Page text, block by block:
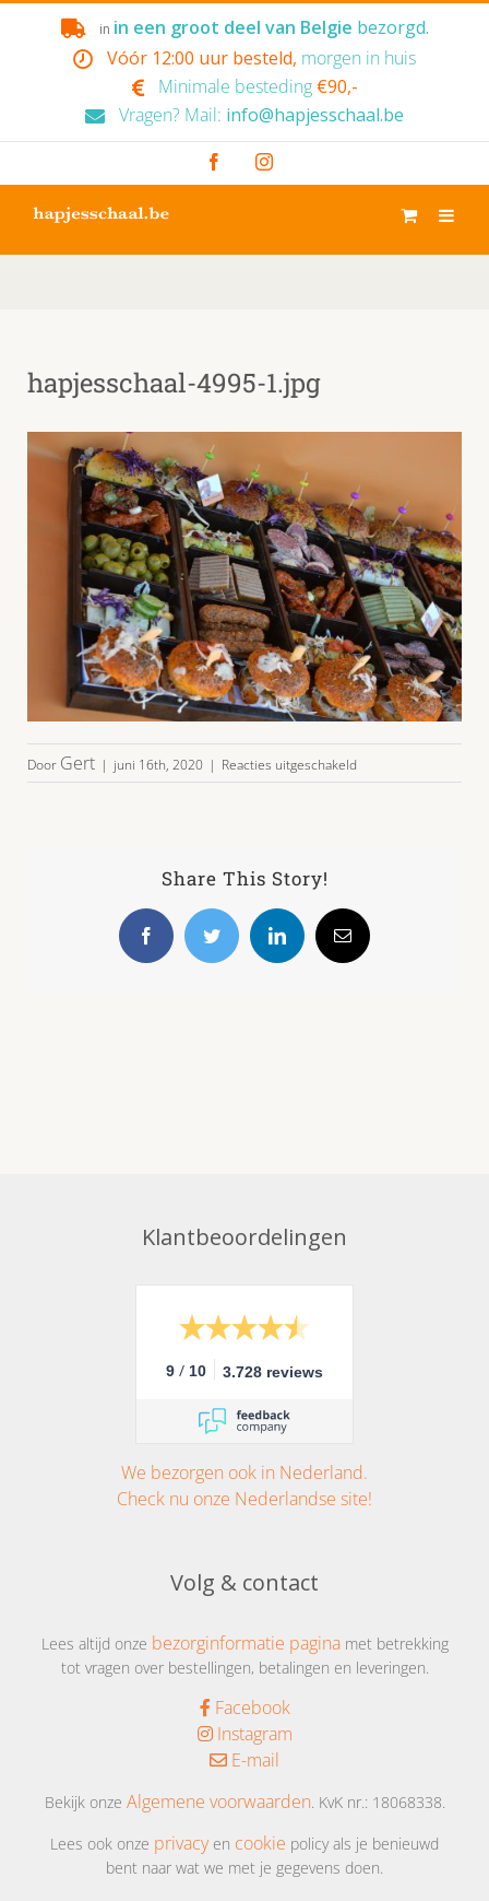
in in een groot deel van Belgie bezorgd.
Vóór 12:00 uur besteld, morgen in huis
Minimale besteding €90,-
Vragen? Mail: info@hapjesschaal.be
FacebookInstagram
hapjesschaal-4995-1.jpg
Door Gert | juni 16th, 2020 | Reacties uitgeschakeld
hapjesschaal-
Share This Story!
FacebookTwitter LinkedInE-
mail
Klantbeoordelingen
9 / 10 3.728 reviews
We bezorgen ook in Nederland.
Check nu onze Nederlandse site!
Volg & contact
Lees altijd onze bezorginformatie paginamet betrekking
tot vragen over bestellingen, betalingen en leveringen.
Facebook
Instagram
E-mail
Bekijk onze Algemene voorwaarden. KvK nr.: 18068338.
Lees ook onze privacyen cookie policy als je benieuwd
bent naar wat we met je gegevens doen.